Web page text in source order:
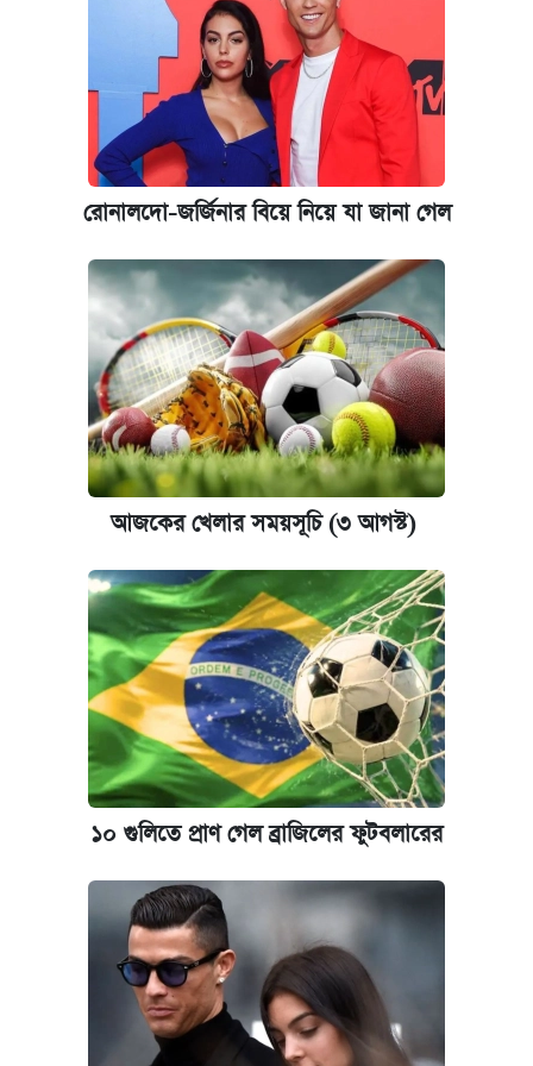
যুক্তরাষ্ট্র থেকে আরও ২৩ বাংলাদেশিকে দেশে
ফেরত পাঠানো হলো
রোনালদো-জর্জিনার বিয়ে নিয়ে যা জানা গেল
আজকের খেলার সময়সূচি (৩ আগস্ট)
১০ গুলিতে প্রাণ গেল ব্রাজিলের ফুটবলারের